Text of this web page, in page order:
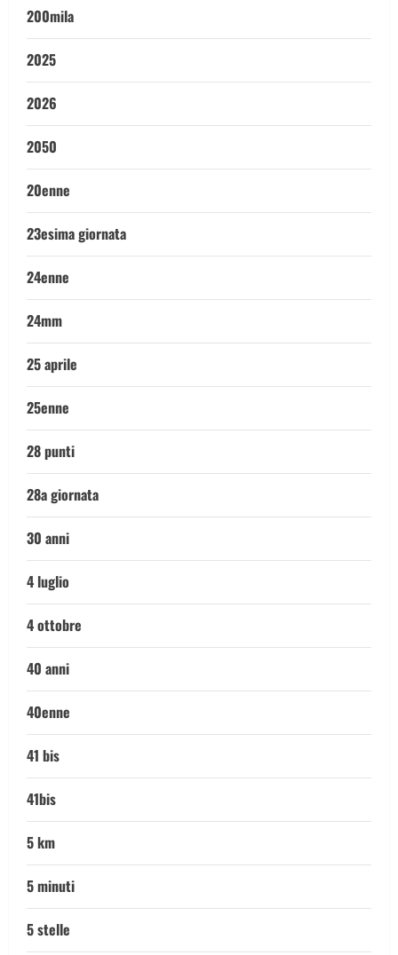
200mila
2025
2026
2050
20enne
23esima giornata
24enne
24mm
25 aprile
25enne
28 punti
28a giornata
30 anni
4 luglio
4 ottobre
40 anni
40enne
41 bis
41bis
5 km
5 minuti
5 stelle